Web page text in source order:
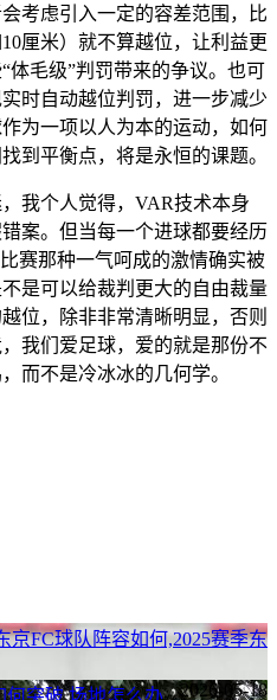
考虑引入一定的容差范围，比
厘米）就不算越位，让利益更
体毛级”判罚带来的争议。也可
时自动越位判罚，进一步减少
为一项以人为本的运动，如何
到平衡点，将是永恒的课题。
我个人觉得，VAR技术本身
案。但当每一个进球都要经历
赛那种一气呵成的激情确实被
是可以给裁判更大的自由裁量
位，除非非常清晰明显，否则
我们爱足球，爱的就是那份不
而不是冷冰冰的几何学。
京FC球队阵容如何,2025赛季东
2026-05-18
何突破,场地怎么办,